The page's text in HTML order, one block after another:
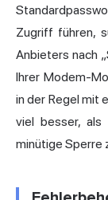
Zugriff führen,
Anbieters nach
Ihrer Modem-
in der Regel mit
viel besser,
minütige Sperre